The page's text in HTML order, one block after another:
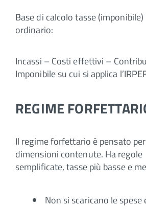
Base di calcolo tasse
ordinario:
Incassi – Costi effettivi –
Imponibile su cui si applica
REGIME
Il regime forfettario è pensato
dimensioni contenute. Ha regole
semplificate, tasse più basse e
Non si scaricano le